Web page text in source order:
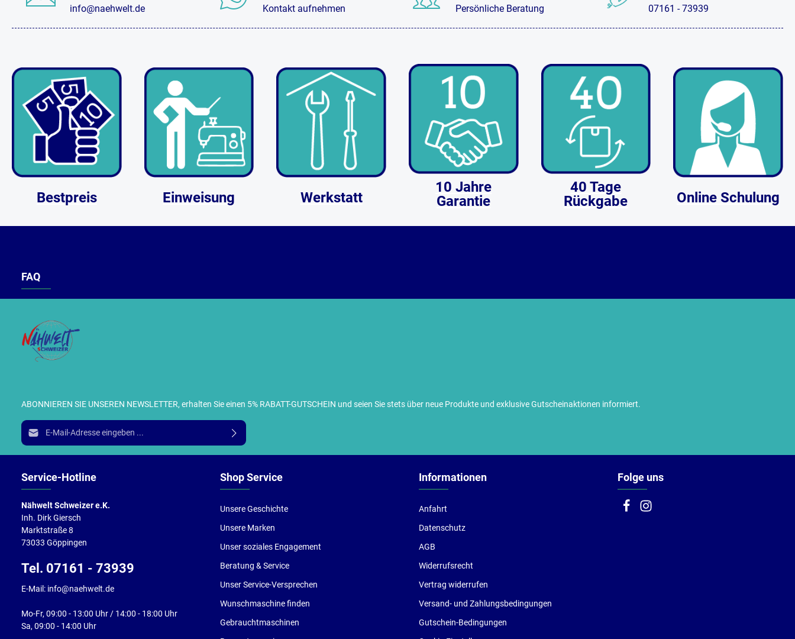
info@naehwelt.de
Kontakt aufnehmen
Persönliche Beratung
07161 - 73939
Bestpreis Einweisung Werkstatt
10 Jahre
Garantie
40 Tage
Rückgabe
Online Schulung
ABONNIEREN SIE UNSEREN NEWSLETTER, erhalten Sie einen 5% RABATT-GUTSCHEIN und seien Sie stets über neue Produkte und exklusive Gutscheinaktionen informiert.
E-Mail-Adresse*
Folge uns
Service-Hotline
Nähwelt Schweizer e.K.
Inh. Dirk Giersch
Marktstraße 8
73033 Göppingen
Tel. 07161 - 73939
E-Mail: info@naehwelt.de
Mo-Fr, 09:00 - 13:00 Uhr / 14:00 - 18:00 Uhr
Sa, 09:00 - 14:00 Uhr
Shop Service
Unsere Geschichte
Unsere Marken
Unser soziales Engagement
Beratung & Service
Unser Service-Versprechen
Wunschmaschine finden
Gebrauchtmaschinen
Informationen
Anfahrt
Datenschutz
AGB
Widerrufsrecht
Vertrag widerrufen
Versand- und Zahlungsbedingungen
Gutschein-Bedingungen
FAQ